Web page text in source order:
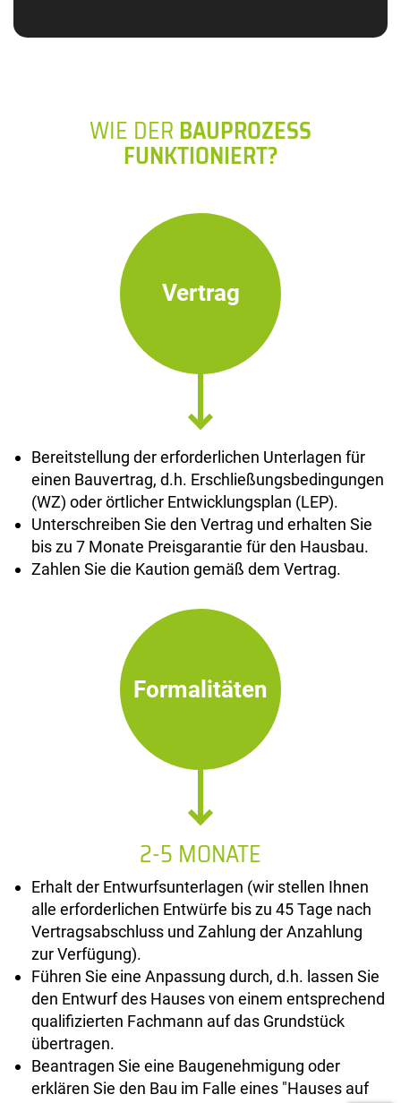
WIE DERBAUPROZESS
FUNKTIONIERT?
Vertrag
Bereitstellung der erforderlichen Unterlagen für
einen Bauvertrag, d.h. Erschließungsbedingungen
(WZ) oder örtlicher Entwicklungsplan (LEP).
Unterschreiben Sie den Vertrag und erhalten Sie
bis zu 7 Monate Preisgarantie für den Hausbau.
Zahlen Sie die Kaution gemäß dem Vertrag.
Formalitäten
2-5 MONATE
Erhalt der Entwurfsunterlagen (wir stellen Ihnen
alle erforderlichen Entwürfe bis zu 45 Tage nach
Vertragsabschluss und Zahlung der Anzahlung
zur Verfügung).
Führen Sie eine Anpassung durch, d.h. lassen Sie
den Entwurf des Hauses von einem entsprechend
qualifizierten Fachmann auf das Grundstück
übertragen.
Beantragen Sie eine Baugenehmigung oder
erklären Sie den Bau im Falle eines "Hauses auf